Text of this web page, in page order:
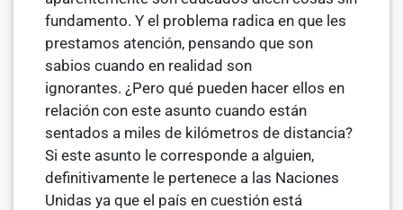
fundamento. Y el problema radica en que les
prestamos atención, pensando que son
sabios cuando en realidad son
ignorantes. ¿Pero qué pueden hacer ellos en
relación con este asunto cuando están
sentados a miles de kilómetros de distancia?
Si este asunto le correspon­de a alguien,
definitivamente le pertenece a las Naciones
Unidas ya que el país en cuestión está